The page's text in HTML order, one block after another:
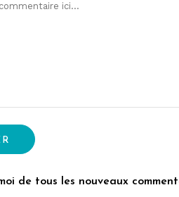
de tous les nouveaux